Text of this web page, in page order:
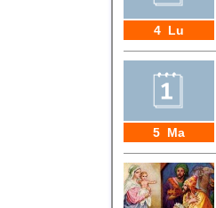
4 Lu
5 Ma